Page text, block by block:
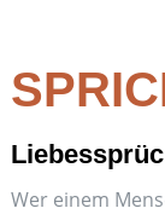
Wer einem